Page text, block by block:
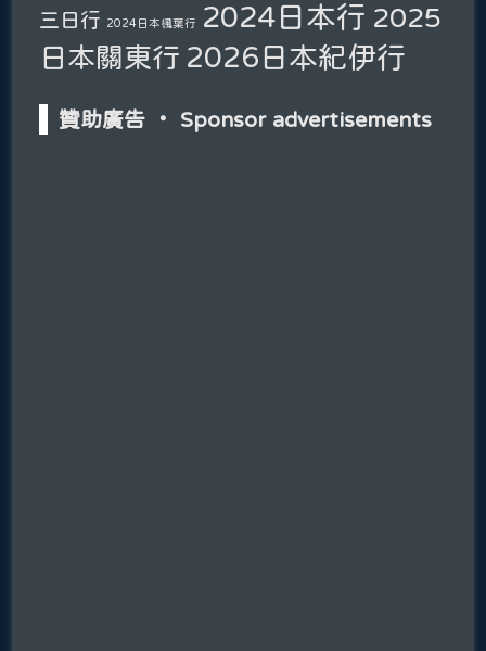
三日行 2024日本楓葉行 2024日本行 2025
日本關東行 2026日本紀伊行
贊助廣告 ‧ Sponsor advertisements